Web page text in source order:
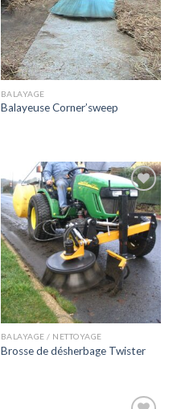
BALAYAGE
Balayeuse Corner’sweep
Ajouter
à la liste
de
souhaits
BALAYAGE / NETTOYAGE
Brosse de désherbage Twister